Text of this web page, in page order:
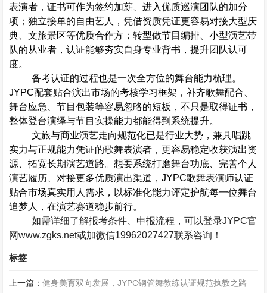
表演者，证书可作为签约加薪、进入优质巡演团队的加分
项；独立接单的自由艺人，凭借资质凭证更容易对接大型庆
典、文旅景区等优质合作方；转型做节目编排、小型演艺带
队的从业者，认证能够夯实自身专业背书，提升团队认可
度。
备考认证的过程也是一次全方位的舞台能力梳理。
JYPC配套贴合演出市场的考核学习框架，补齐歌舞配合、
舞台应急、节目包装等容易忽略的短板，不只是取得证书，
整体登台演绎与节目实操能力都能得到系统提升。
文旅与商业演艺走向规范化已是行业大势，兼具唱跳
实力与正规能力凭证的歌舞表演者，更容易稳定收获演出资
源、拓宽长期演艺道路。想要系统打磨舞台功底、完善个人
演艺履历、对接更多优质演出渠道，JYPC歌舞表演师认证
贴合市场真实用人需求，以标准化能力评定护航每一位舞台
追梦人，在演艺赛道稳步前行。
如需详细了解报考条件、申报流程，可以登录JYPC官
网www.zgks.net或加微信19962027427联系咨询！
标签
上一篇：健身美育双向发展，JYPC钢管舞教练认证规范执教之路